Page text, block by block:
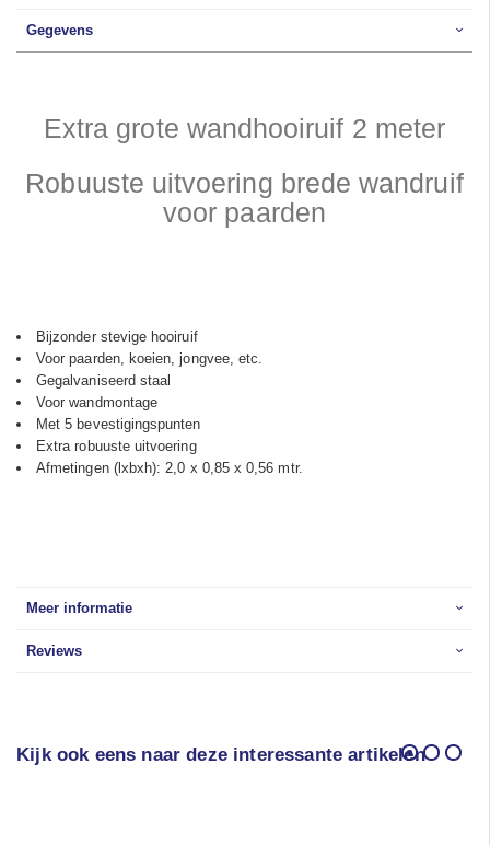
Gegevens
Extra grote wandhooiruif 2 meter
Robuuste uitvoering brede wandruif
voor paarden
Bijzonder stevige hooiruif
Voor paarden, koeien, jongvee, etc.
Gegalvaniseerd staal
Voor wandmontage
Met 5 bevestigingspunten
Extra robuuste uitvoering
Afmetingen (lxbxh): 2,0 x 0,85 x 0,56 mtr.
Meer informatie
Reviews
Kijk ook eens naar deze interessante artikelen